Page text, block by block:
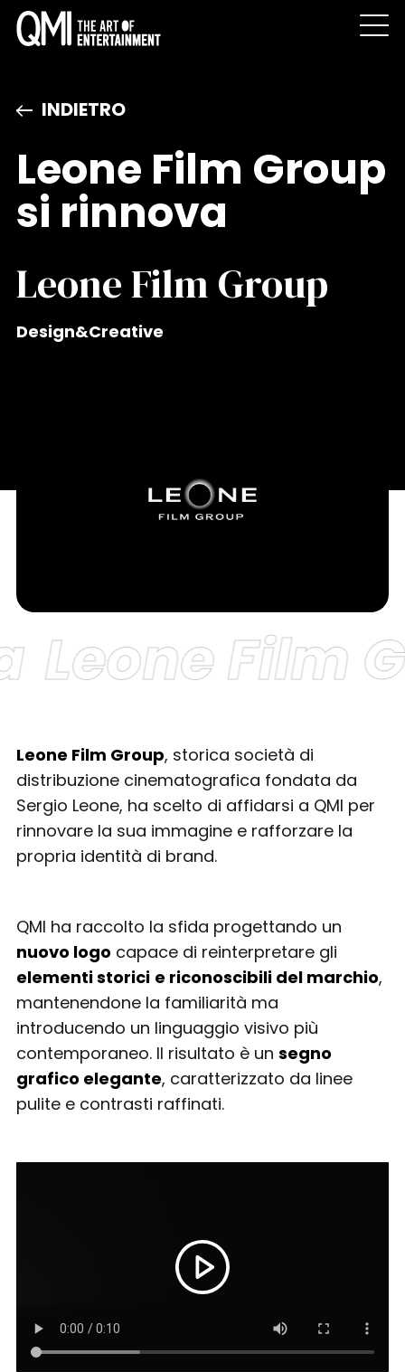
INDIETRO
Leone Film Group
si rinnova
Leone Film Group
Design&Creative
Leone Film
Leone Film Group, storica società di
distribuzione cinematografica fondata da
Sergio Leone, ha scelto di affidarsi a QMI per
rinnovare la sua immagine e rafforzare la
propria identità di brand.
QMI ha raccolto la sfida progettando un
nuovo logo capace di reinterpretare gli
elementi storici e riconoscibili del marchio,
mantenendone la familiarità ma
introducendo un linguaggio visivo più
contemporaneo. Il risultato è un segno
grafico elegante, caratterizzato da linee
pulite e contrasti raffinati.